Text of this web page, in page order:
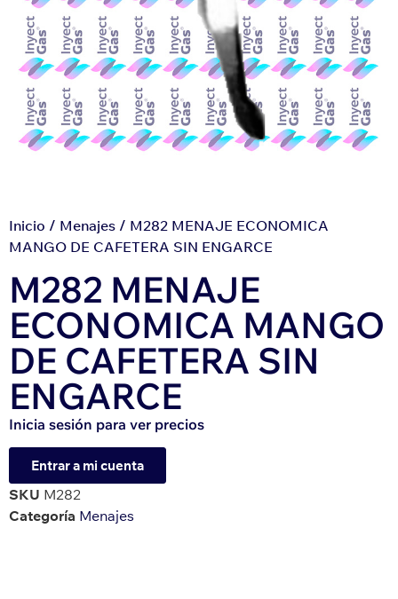
Inicio / Menajes / M282 MENAJE ECONOMICA
MANGO DE CAFETERA SIN ENGARCE
M282 MENAJE
ECONOMICA MANGO
DE CAFETERA SIN
ENGARCE
Inicia sesión para ver precios
Entrar a mi cuenta
SKU M282
Categoría Menajes